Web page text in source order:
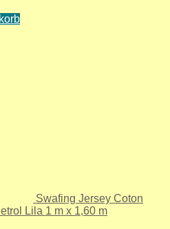
Swafing Jersey Coton
Lila 1 m x 1,60 m